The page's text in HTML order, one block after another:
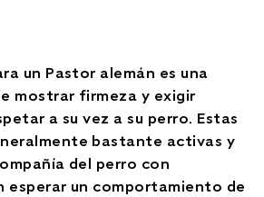
un Pastor alemán es una
mostrar firmeza y exigir
a su vez a su perro. Estas
bastante activas y
del perro con
esperar un comportamiento de